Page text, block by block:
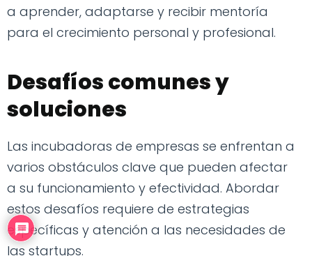
a aprender, adaptarse y recibir mentoría
para el crecimiento personal y profesional.
Desafíos comunes y
soluciones
Las incubadoras de empresas se enfrentan a
varios obstáculos clave que pueden afectar
a su funcionamiento y efectividad. Abordar
estos desafíos requiere de estrategias
específicas y atención a las necesidades de
las startups.